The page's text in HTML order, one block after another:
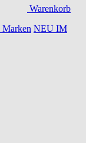
Warenkorb
Marken NEU IM